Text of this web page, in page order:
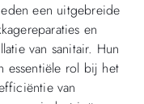
een uitgebreide
en
van sanitair. Hun
essentiële rol bij het
van